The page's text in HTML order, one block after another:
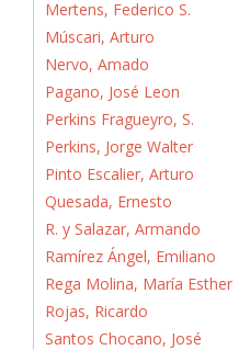
Mertens, Federico S.
Múscari, Arturo
Nervo, Amado
Pagano, José Leon
Perkins Fragueyro, S.
Perkins, Jorge Walter
Pinto Escalier, Arturo
Quesada, Ernesto
R. y Salazar, Armando
Ramírez Ángel, Emiliano
Rega Molina, María Esther
Rojas, Ricardo
Santos Chocano, José